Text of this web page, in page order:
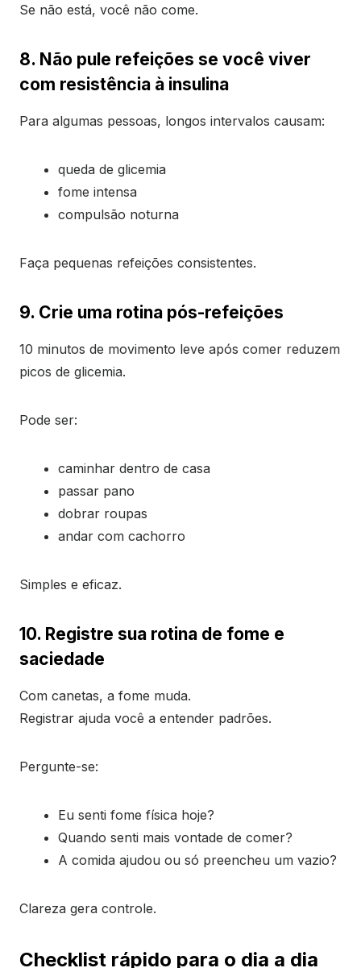
Se não está, você não come.
8. Não pule refeições se você viver
com resistência à insulina
Para algumas pessoas, longos intervalos causam:
queda de glicemia
fome intensa
compulsão noturna
Faça pequenas refeições consistentes.
9. Crie uma rotina pós-refeições
10 minutos de movimento leve após comer reduzem
picos de glicemia.
Pode ser:
caminhar dentro de casa
passar pano
dobrar roupas
andar com cachorro
Simples e eficaz.
10. Registre sua rotina de fome e
saciedade
Com canetas, a fome muda.
Registrar ajuda você a entender padrões.
Pergunte-se:
Eu senti fome física hoje?
Quando senti mais vontade de comer?
A comida ajudou ou só preencheu um vazio?
Clareza gera controle.
Checklist rápido para o dia a dia